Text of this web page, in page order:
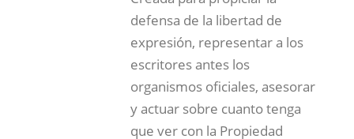
defensa de la libertad de
expresión, representar a los
escritores antes los
organismos oficiales, asesorar
y actuar sobre cuanto tenga
que ver con la Propiedad